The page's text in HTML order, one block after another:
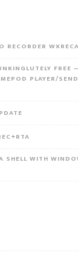
RECORDER
FREE
PLAYER/
SHELL WITH